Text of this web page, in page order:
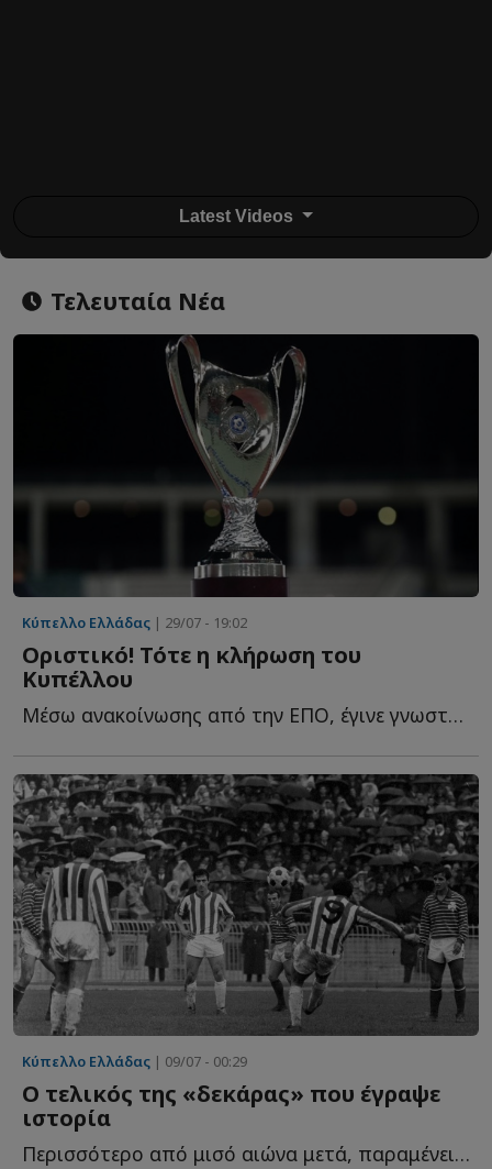
Latest Videos
Τελευταία Νέα
Κύπελλο Ελλάδας | 29/07 - 19:02
Οριστικό! Τότε η κλήρωση του
Κυπέλλου
Μέσω ανακοίνωσης από την ΕΠΟ, έγινε γνωστό το πότε θα π...
Κύπελλο Ελλάδας | 09/07 - 00:29
Ο τελικός της «δεκάρας» που έγραψε
ιστορία
Περισσότερο από μισό αιώνα μετά, παραμένει ένα από τ...